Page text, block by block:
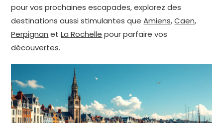
pour vos prochaines escapades, explorez des
destinations aussi stimulantes queAmiens,Caen,
Perpignan etLa Rochelle pour parfaire vos
découvertes.